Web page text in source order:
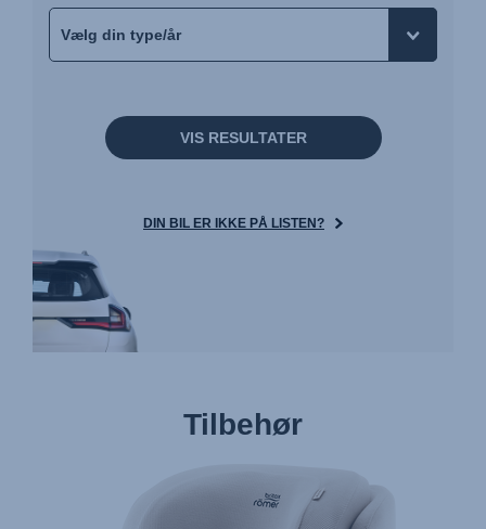
VIS RESULTATER
DIN BIL ER IKKE PÅ LISTEN?
Tilbehør